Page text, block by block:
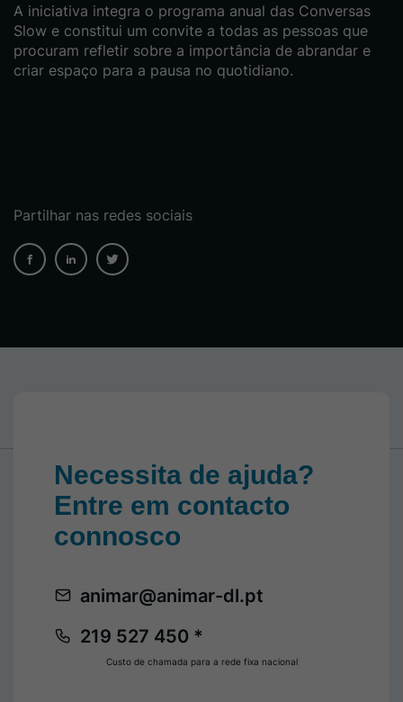
A iniciativa integra o programa anual das Conversas
Slow e constitui um convite a todas as pessoas que
procuram refletir sobre a importância de abrandar e
criar espaço para a pausa no quotidiano.
Partilhar nas redes sociais
Necessita de ajuda?
Entre em contacto
connosco
219 527 450 *
animar@animar-dl.pt
Custo de chamada para a rede fixa nacional